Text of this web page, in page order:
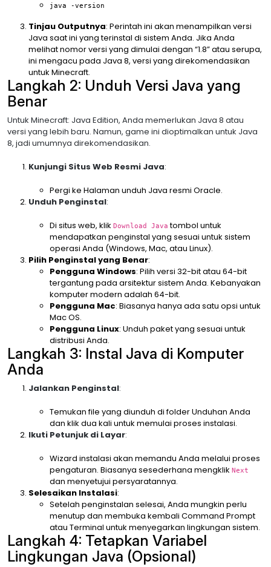
java -version
Tinjau Outputnya: Perintah ini akan menampilkan versi
Java saat ini yang terinstal di sistem Anda. Jika Anda
melihat nomor versi yang dimulai dengan “1.8” atau serupa,
ini mengacu pada Java 8, versi yang direkomendasikan
untuk Minecraft.
Langkah 2: Unduh Versi Java yang
Benar
Untuk Minecraft: Java Edition, Anda memerlukan Java 8 atau
versi yang lebih baru. Namun, game ini dioptimalkan untuk Java
8, jadi umumnya direkomendasikan.
Kunjungi Situs Web Resmi Java:
Pergi ke Halaman unduh Java resmi Oracle.
Unduh Penginstal:
Di situs web, klik Download Java tombol untuk
mendapatkan penginstal yang sesuai untuk sistem
operasi Anda (Windows, Mac, atau Linux).
Pilih Penginstal yang Benar:
Pengguna Windows: Pilih versi 32-bit atau 64-bit
tergantung pada arsitektur sistem Anda. Kebanyakan
komputer modern adalah 64-bit.
Pengguna Mac: Biasanya hanya ada satu opsi untuk
Mac OS.
Pengguna Linux: Unduh paket yang sesuai untuk
distribusi Anda.
Langkah 3: Instal Java di Komputer
Anda
Jalankan Penginstal:
Temukan file yang diunduh di folder Unduhan Anda
dan klik dua kali untuk memulai proses instalasi.
Ikuti Petunjuk di Layar:
Wizard instalasi akan memandu Anda melalui proses
pengaturan. Biasanya sesederhana mengklik Next
dan menyetujui persyaratannya.
Selesaikan Instalasi:
Setelah penginstalan selesai, Anda mungkin perlu
menutup dan membuka kembali Command Prompt
atau Terminal untuk menyegarkan lingkungan sistem.
Langkah 4: Tetapkan Variabel
Lingkungan Java (Opsional)